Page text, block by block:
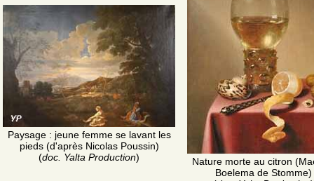
Paysage : jeune femme se lavant les
pieds (d'après Nicolas Poussin)
(doc. Yalta Production)
Nature morte au citron
Boelema de Stomme)